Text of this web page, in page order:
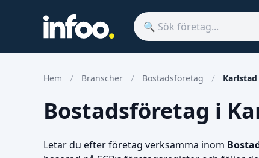
Hem Branscher Bostadsföretag Karlstad
Bostadsföretag i
Letar du efter företag verksamma inom